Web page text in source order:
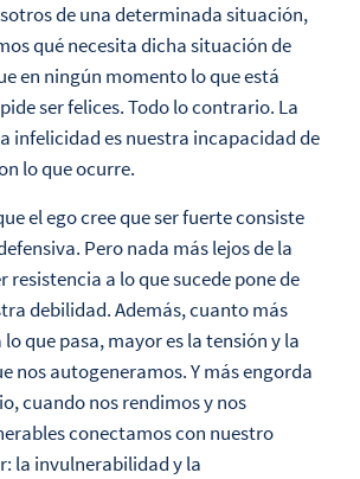
de una determinada situación,
qué necesita dicha situación de
en ningún momento lo que está
ser felices. Todo lo contrario. La
infelicidad es nuestra incapacidad de
lo que ocurre.
el ego cree que ser fuerte consiste
Pero nada más lejos de la
resistencia a lo que sucede pone de
debilidad. Además, cuanto más
que pasa, mayor es la tensión y la
nos autogeneramos. Y más engorda
cuando nos rendimos y nos
conectamos con nuestro
la invulnerabilidad y la